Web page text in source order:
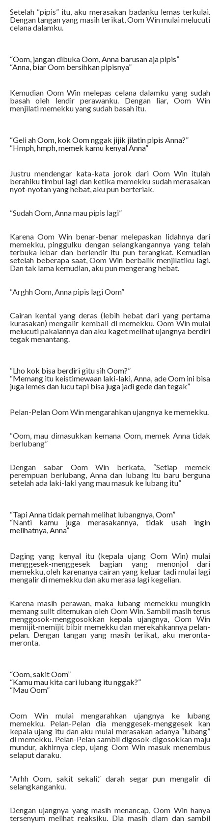
Setelah “pipis” itu, aku merasakan badanku lemas terkulai.
Dengan tangan yang masih terikat, Oom Win mulai melucuti
celana dalamku.
“Oom, jangan dibuka Oom, Anna barusan aja pipis”
“Anna, biar Oom bersihkan pipisnya”
Kemudian Oom Win melepas celana dalamku yang sudah
basah oleh lendir perawanku. Dengan liar, Oom Win
menjilati memekku yang sudah basah itu.
“Geli ah Oom, kok Oom nggak jijik jilatin pipis Anna?”
“Hmph, hmph, memek kamu kenyal Anna”
Justru mendengar kata-kata jorok dari Oom Win itulah
berahiku timbul lagi dan ketika memekku sudah merasakan
nyot-nyotan yang hebat, aku pun berteriak.
“Sudah Oom, Anna mau pipis lagi”
Karena Oom Win benar-benar melepaskan lidahnya dari
memekku, pinggulku dengan selangkangannya yang telah
terbuka lebar dan berlendir itu pun terangkat. Kemudian
setelah beberapa saat, Oom Win berbalik menjilatiku lagi.
Dan tak lama kemudian, aku pun mengerang hebat.
“Arghh Oom, Anna pipis lagi Oom”
Cairan kental yang deras (lebih hebat dari yang pertama
kurasakan) mengalir kembali di memekku. Oom Win mulai
melucuti pakaiannya dan aku kaget melihat ujangnya berdiri
tegak menantang.
“Lho kok bisa berdiri gitu sih Oom?”
“Memang itu keistimewaan laki-laki, Anna, ade Oom ini bisa
juga lemes dan lucu tapi bisa juga jadi gede dan tegak”
Pelan-Pelan Oom Win mengarahkan ujangnya ke memekku.
“Oom, mau dimasukkan kemana Oom, memek Anna tidak
berlubang”
Dengan sabar Oom Win berkata, “Setiap memek
perempuan berlubang, Anna dan lubang itu baru berguna
setelah ada laki-laki yang mau masuk ke lubang itu”
“Tapi Anna tidak pernah melihat lubangnya, Oom”
“Nanti kamu juga merasakannya, tidak usah ingin
melihatnya, Anna”
Daging yang kenyal itu (kepala ujang Oom Win) mulai
menggesek-menggesek bagian yang menonjol dari
memekku, oleh karenanya cairan yang keluar tadi mulai lagi
mengalir di memekku dan aku merasa lagi kegelian.
Karena masih perawan, maka lubang memekku mungkin
memang sulit ditemukan oleh Oom Win. Sambil masih terus
menggosok-menggosokkan kepala ujangnya, Oom Win
memijit-memijit bibir memekku dan merekahkannya pelan-
pelan. Dengan tangan yang masih terikat, aku meronta-
meronta.
“Oom, sakit Oom”
“Kamu mau kita cari lubang itu nggak?”
“Mau Oom”
Oom Win mulai mengarahkan ujangnya ke lubang
memekku. Pelan-Pelan dia menggesek-menggesek kan
kepala ujang itu dan aku mulai merasakan adanya “lubang”
di memekku. Pelan-Pelan sambil digosok-digosokkan maju
mundur, akhirnya clep, ujang Oom Win masuk menembus
selaput daraku.
“Arhh Oom, sakit sekali,” darah segar pun mengalir di
selangkanganku.
Dengan ujangnya yang masih menancap, Oom Win hanya
tersenyum melihat reaksiku. Dia masih diam dan sambil